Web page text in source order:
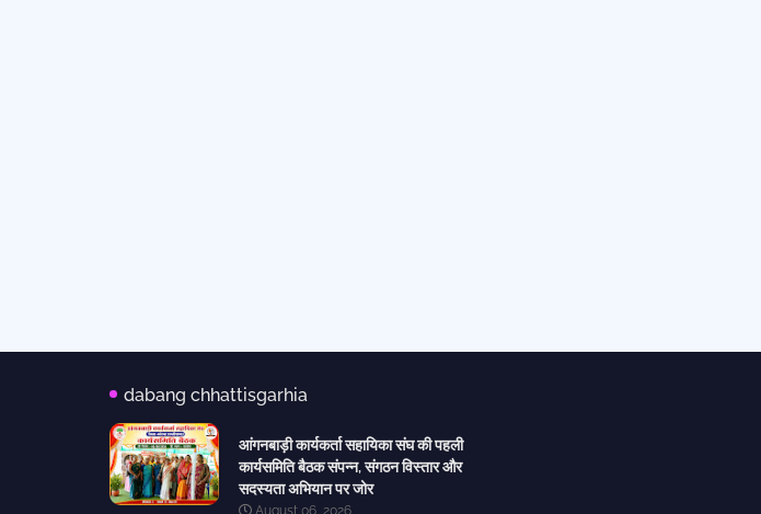
dabang chhattisgarhia
आंगनबाड़ी कार्यकर्ता सहायिका संघ की पहली
कार्यसमिति बैठक संपन्न, संगठन विस्तार और
सदस्यता अभियान पर जोर
August 06, 2026